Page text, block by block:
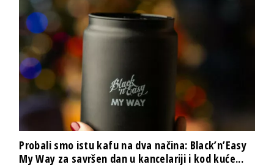
Probali smo istu kafu na dva načina: Black’n’Easy
My Way za savršen dan u kancelariji i kod kuće...